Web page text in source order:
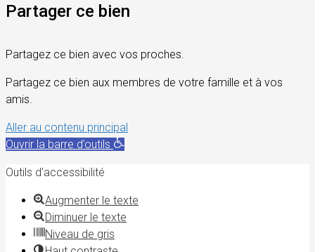
Partager ce bien
Partagez ce bien avec vos proches.
Partagez ce bien aux membres de votre famille et à vos
amis.
Aller au contenu principal
Ouvrir la barre d’outils
Outils d’accessibilité
Augmenter le texte
Diminuer le texte
Niveau de gris